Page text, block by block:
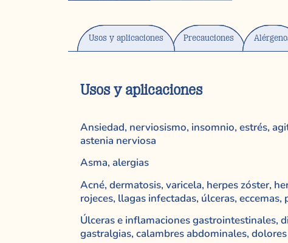
Usos y aplicaciones Precauciones
Usos y aplicaciones
Ansiedad, nerviosismo, insomnio, estrés,
astenia nerviosa
Asma, alergias
Acné, dermatosis, varicela, herpes zóster,
rojeces, llagas infectadas, úlceras, eccemas,
Úlceras e inflamaciones gastrointestinales,
gastralgias, calambres abdominales,